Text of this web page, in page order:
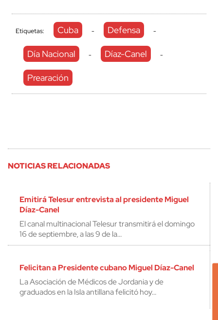
Etiquetas: Cuba - Defensa -
Día Nacional - Díaz-Canel -
Prearación
NOTICIAS RELACIONADAS
Emitirá Telesur entrevista al presidente Miguel
Díaz-Canel
El canal multinacional Telesur transmitirá el domingo
16 de septiembre, a las 9 de la…
Felicitan a Presidente cubano Miguel Díaz-Canel
La Asociación de Médicos de Jordania y de
graduados en la Isla antillana felicitó hoy…